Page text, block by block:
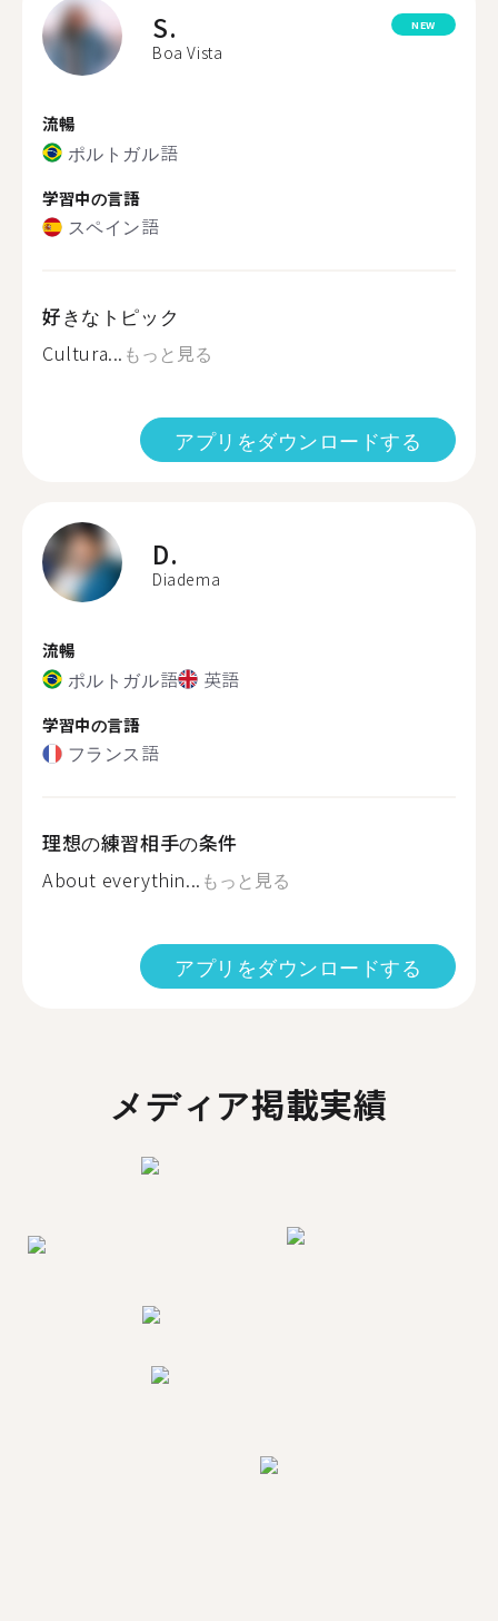
S.
Boa Vista
NEW
流暢
ポルトガル語
学習中の言語
スペイン語
好きなトピック
Cultura... もっと見る
アプリをダウンロードする
D.
Diadema
流暢
ポルトガル語 英語
学習中の言語
フランス語
理想の練習相手の条件
About everythin... もっと見る
アプリをダウンロードする
メディア掲載実績